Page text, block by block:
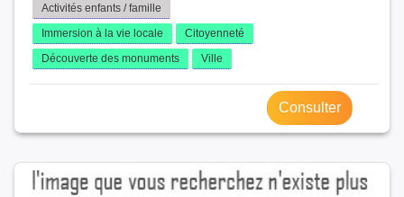
Activités enfants / famille
Immersion à la vie locale
Citoyenneté
Découverte des monuments
Ville
Consulter